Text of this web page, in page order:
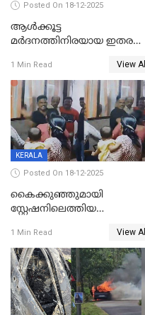
Posted On 18-12-2025
ആൾക്കൂട്ട
മർദനത്തിനിരയായ ഇതര
നടുക്കുന്ന സംഭവം
വാളയാറിൽ
1 Min Read View All
KERALA
Posted On 18-12-2025
കൈക്കുഞ്ഞുമായി
സ്റ്റേഷനിലെത്തിയ
കരണത്തടിച്ചു; CC ടിവി
ദൃശ്യങ്ങൾ പുറത്ത്
1 Min Read View All